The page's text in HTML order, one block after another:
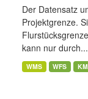
Der Datensatz
Projektgrenze.
kann nur durch...
WMS WFS